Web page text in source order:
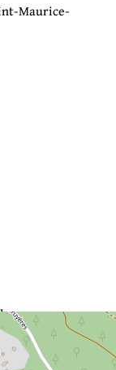
Maurice-